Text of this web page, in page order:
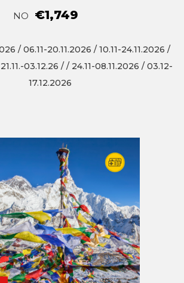
NO
€1,749
/ 06.11-20.11.2026 / 10.11-24.11.2026 /
03.12.26 / / 24.11-08.11.2026 / 03.12-
17.12.2026